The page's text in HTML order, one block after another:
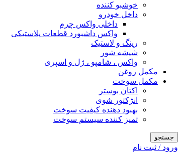
خوشبو کننده
داخل خودرو
داخلی واکس چرم
واکس داشبورد قطعات پلاستیکی
رینگ و لاستیک
شیشه شور
واکس ، شامپو ، ژل و اسپری
مکمل روغن
مکمل سوخت
اکتان بوستر
انژکتور شوی
بهبود دهنده کیفیت سوخت
تمیز کننده سیستم سوخت
جستجو
ورود / ثبت نام